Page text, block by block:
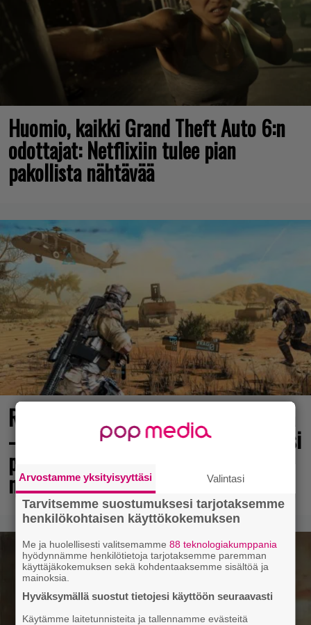
Huomio, kaikki Grand Theft Auto 6:n
odottajat: Netflixiin tulee pian
pakollista nähtävää
Rakastettu pelisarja täyttää 25 vuotta
– vuonna 2012 julkaistu osa ilmaiseksi
pc:lle, muita osia voi testailla
maksutta
Arvostamme yksityisyyttäsi Valintasi
Tarvitsemme suostumuksesi tarjotaksemme
henkilökohtaisen käyttökokemuksen
Me ja huolellisesti valitsemamme88 teknologiakumppania
hyödynnämme henkilötietoja tarjotaksemme paremman
käyttäjäkokemuksen sekä kohdentaaksemme sisältöä ja
mainoksia.
Hyväksymällä suostut tietojesi käyttöön seuraavasti
Käytämme laitetunnisteita ja tallennamme evästeitä